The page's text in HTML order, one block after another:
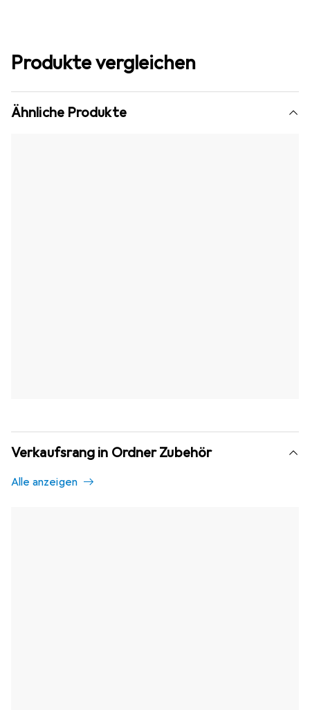
Produkte vergleichen
Ähnliche Produkte
Verkaufsrang in Ordner Zubehör
Alle anzeigen